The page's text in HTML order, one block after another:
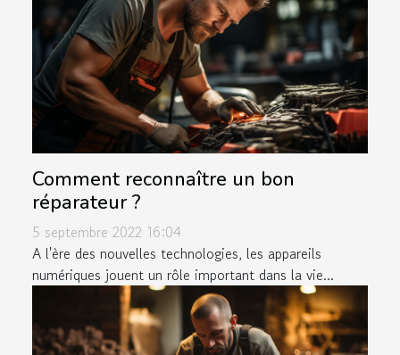
Comment reconnaître un bon
réparateur ?
5 septembre 2022 16:04
A l'ère des nouvelles technologies, les appareils
numériques jouent un rôle important dans la vie...